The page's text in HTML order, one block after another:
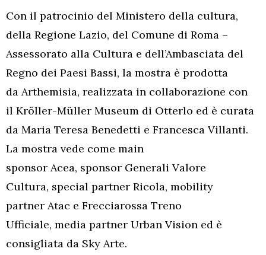
Con il patrocinio del Ministero della cultura,
della Regione Lazio, del Comune di Roma –
Assessorato alla Cultura e dell’Ambasciata del
Regno dei Paesi Bassi, la mostra è prodotta
da Arthemisia, realizzata in collaborazione con
il Kröller-Müller Museum di Otterlo ed è curata
da Maria Teresa Benedetti e Francesca Villanti.
La mostra vede come main
sponsor Acea, sponsor Generali Valore
Cultura, special partner Ricola, mobility
partner Atac e Frecciarossa Treno
Ufficiale, media partner Urban Vision ed è
consigliata da Sky Arte.